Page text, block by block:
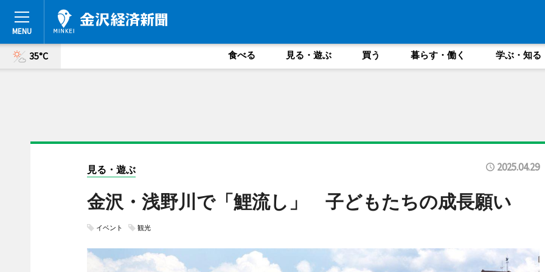
35°C 食べる 見る・遊ぶ 買う 暮らす・働く 学ぶ・知る
見る・遊ぶ 2025.04.29
金沢・浅野川で「鯉流し」 子どもたちの成長願い
イベント 観光